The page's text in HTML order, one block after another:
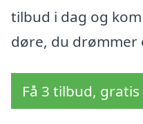
tilbud i dag og
døre, du drømmer
Få 3 tilbud,